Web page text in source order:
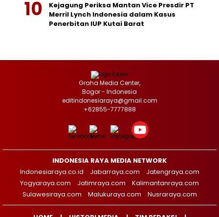
Kejagung Periksa Mantan Vice Presdir PT
Merril Lynch Indonesia dalam Kasus
Penerbitan IUP Kutai Barat
Graha Media Center,
Bogor - Indonesia
editindonesiaraya@gmail.com
+62855-7777888
INDONESIA RAYA MEDIA NETWORK
Indonesiaraya.co.id
Jabarraya.com
Jatengraya.com
Yogyaraya.com
Jatimraya.com
Kalimantanraya.com
Sulawesiraya.com
Malukuraya.com Nusraraya.com